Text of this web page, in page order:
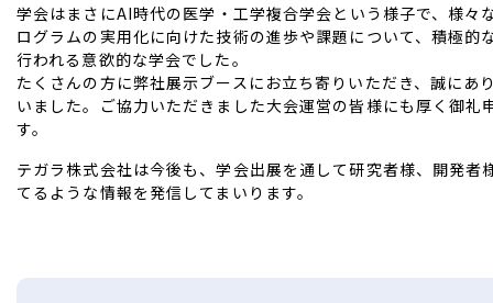
学会はまさにAI時代の医学・工学複合学会という様子で、様々
ログラムの実用化に向けた技術の進歩や課題について、積極的
行われる意欲的な学会でした。
たくさんの方に弊社展示ブースにお立ち寄りいただき、誠にあ
いました。ご協力いただきました大会運営の皆様にも厚く御礼
す。
テガラ株式会社は今後も、学会出展を通して研究者様、開発者
てるような情報を発信してまいります。